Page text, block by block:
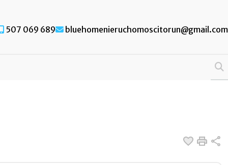
507 069 689 bluehomenieruchomoscitorun@gmail.com
Dodaj